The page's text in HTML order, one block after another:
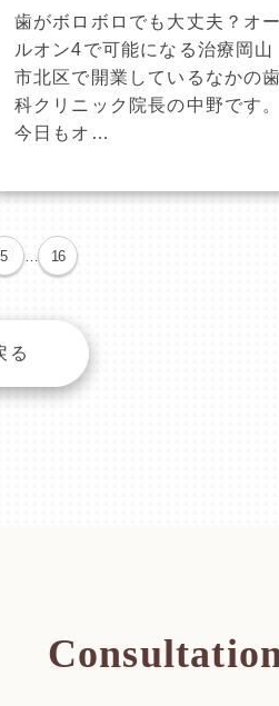
歯がボロボロでも大丈夫？オー
ルオン4で可能になる治療岡山
市北区で開業しているなかの歯
科クリニック院長の中野です。
今日もオ…
5 … 16
る